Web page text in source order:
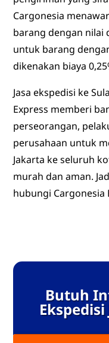
Cargonesia
barang dengan nilai
untuk barang
dikenakan biaya
Jasa ekspedisi ke
Express memberi
perseorangan,
perusahaan untuk
Jakarta ke seluruh
murah dan aman.
hubungi Cargonesia
Butuh